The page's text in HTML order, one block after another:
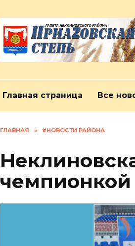
Главная страница Все
ГЛАВНАЯ » #НОВОСТИ РАЙОНА
чемпионкой